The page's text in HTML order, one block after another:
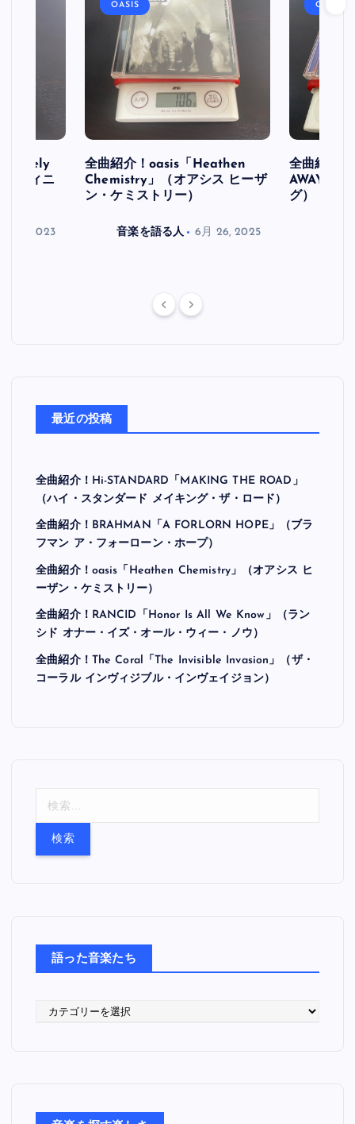
フィニ
30, 2023
OASIS
全曲紹介！oasis「Heathen
Chemistry」（オアシス ヒーザ
ン・ケミストリー）
音楽を語る人 6月 26, 2025
OASIS
全曲紹介
AWAY」
グ）
最近の投稿
全曲紹介！Hi-STANDARD「MAKING THE ROAD」
（ハイ・スタンダード メイキング・ザ・ロード）
全曲紹介！BRAHMAN「A FORLORN HOPE」（ブラ
フマン ア・フォーローン・ホープ）
全曲紹介！oasis「Heathen Chemistry」（オアシス ヒ
ーザン・ケミストリー）
全曲紹介！RANCID「Honor Is All We Know」（ラン
シド オナー・イズ・オール・ウィー・ノウ）
全曲紹介！The Coral「The Invisible Invasion」（ザ・
コーラル インヴィジブル・インヴェイジョン）
語った音楽たち